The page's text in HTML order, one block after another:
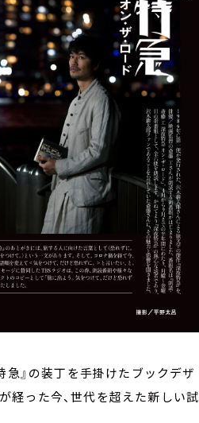
急』の装丁を手掛けたブックデザ
経った今、世代を超えた新しい試